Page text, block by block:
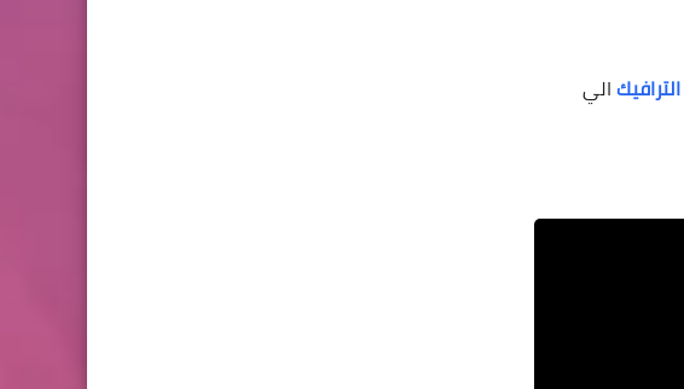
الترافيكالي